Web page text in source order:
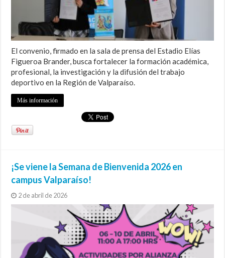
El convenio, firmado en la sala de prensa del Estadio Elías
Figueroa Brander, busca fortalecer la formación académica,
profesional, la investigación y la difusión del trabajo
deportivo en la Región de Valparaíso.
Más información
¡Se viene la Semana de Bienvenida 2026 en
campus Valparaíso!
2 de abril de 2026